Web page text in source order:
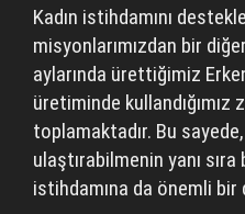
Kadın istihdamını
misyonlarımızdan bir
aylarında ürettiğimiz
üretiminde
toplamaktadır. Bu
ulaştırabilmenin yanı
istihdamına da önemli